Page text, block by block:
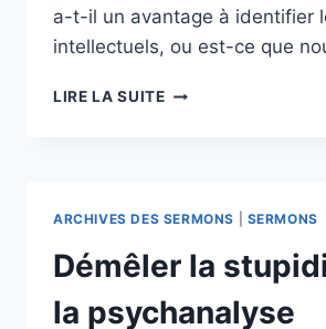
a-t-il un avantage à identifier
intellectuels, ou est-ce que
LIRE LA SUITETAXONOMIE
PERSPECTIVE
BOUDDHISTE
ARCHIVES DES SERMONS SERMONS
Démêler la
la psychanalyse